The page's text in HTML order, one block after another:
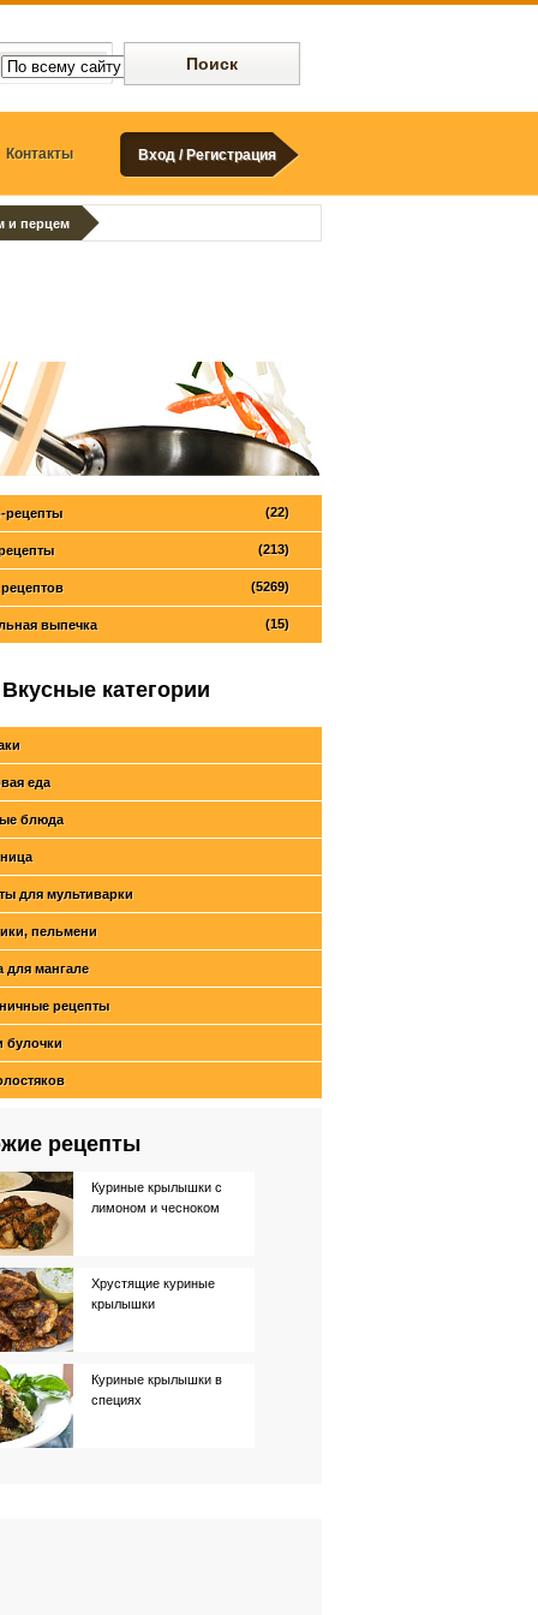
Контакты Вход / Регистрация
и перцем
(22)
рецепты
(213)
(5269)
(15)
выпечка
Вкусные категории
еда
блюда
для мультиварки
пельмени
для мангале
рецепты
булочки
рецепты
Куриные крылышки с
лимоном и чесноком
Хрустящие куриные
крылышки
Куриные крылышки в
специях